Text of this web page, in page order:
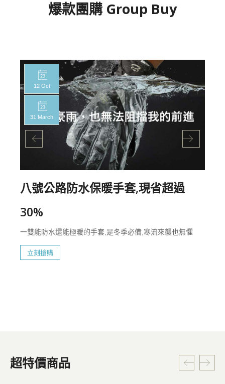
爆款團購 Group Buy
12 Oct
31 March
八號公路防水保暖手套,現省超過
30%
一雙能防水還能極暖的手套,是冬季必備,寒流來襲也無懼
立刻搶購
超特價商品